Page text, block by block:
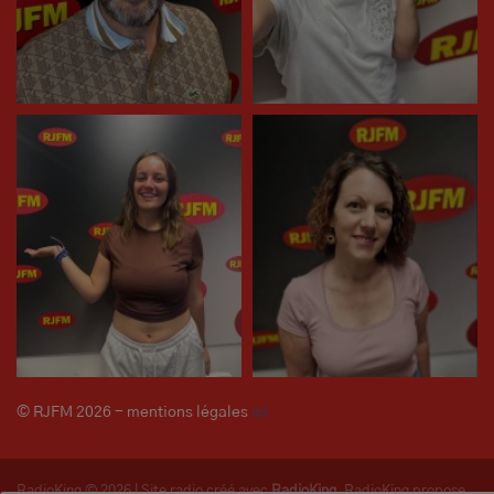
© RJFM 2026 - mentions légales ici